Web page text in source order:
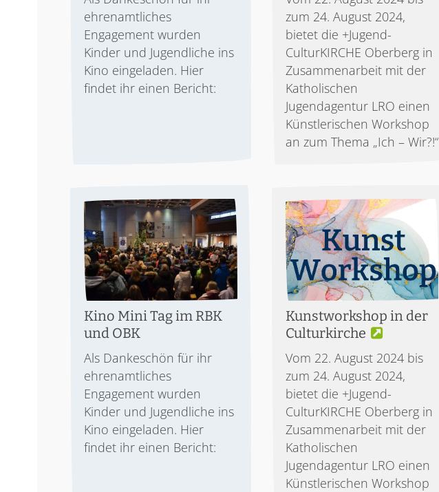
ehrenamtliches
Engagement wurden
Kinder und Jugendliche ins
Kino eingeladen. Hier
findet ihr einen Bericht:
zum 24. August 2024,
bietet die +Jugend-
CulturKIRCHE Oberberg in
Zusammenarbeit mit der
Katholischen
Jugendagentur LRO einen
Künstlerischen Workshop
an zum Thema „Ich – Wir?!“
Kino Mini Tag im RBK
und OBK
Als Dankeschön für ihr
ehrenamtliches
Engagement wurden
Kinder und Jugendliche ins
Kino eingeladen. Hier
findet ihr einen Bericht:
Kunstworkshop in der
Culturkirche
Vom 22. August 2024 bis
zum 24. August 2024,
bietet die +Jugend-
CulturKIRCHE Oberberg in
Zusammenarbeit mit der
Katholischen
Jugendagentur LRO einen
Künstlerischen Workshop